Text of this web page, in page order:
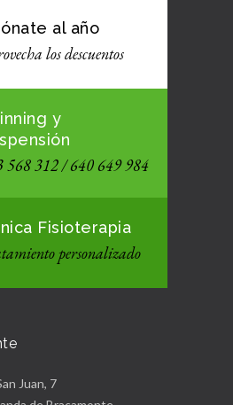
al año
los descuentos
y
568 312 / 640 649 984
Fisioterapia
personalizado
Juan, 7